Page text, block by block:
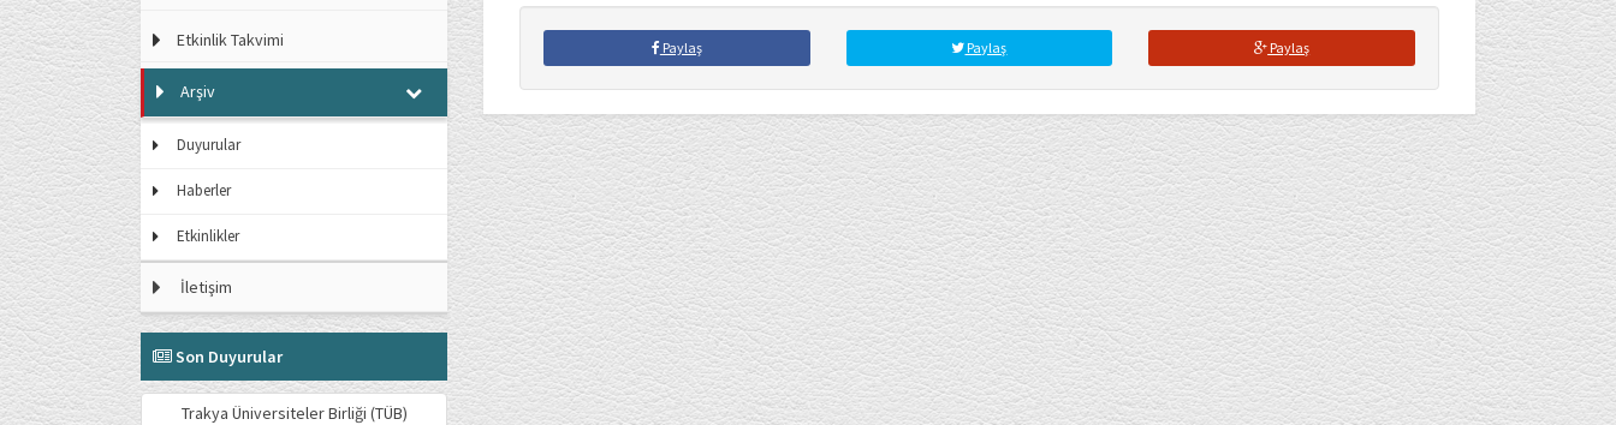
Etkinlik Takvimi
Arşiv
Duyurular
Haberler
Etkinlikler
İletişim
Son Duyurular
Trakya Üniversiteler Birliği (TÜB)
Paylaş Paylaş Paylaş